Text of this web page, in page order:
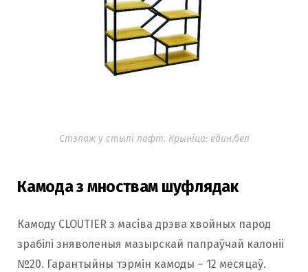
Стэлаж у стылі лофт. Крыніца: един.бел
Камода з мноствам шуфлядак
Камоду CLOUTIER з масіва дрэва хвойных парод
зрабілі зняволеныя мазырскай папраўчай калоніі
№20. Гарантыйны тэрмін камоды – 12 месяцаў.